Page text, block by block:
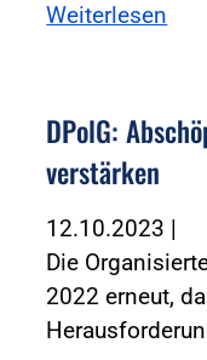
Weiterlesen
DPolG:
verstärken
12.10.2023 |
Die
2022 erneut,